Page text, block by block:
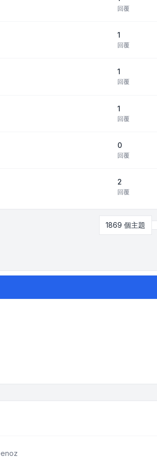
回覆
1
回覆
1
回覆
1
回覆
0
回覆
2
回覆
1869 個主題